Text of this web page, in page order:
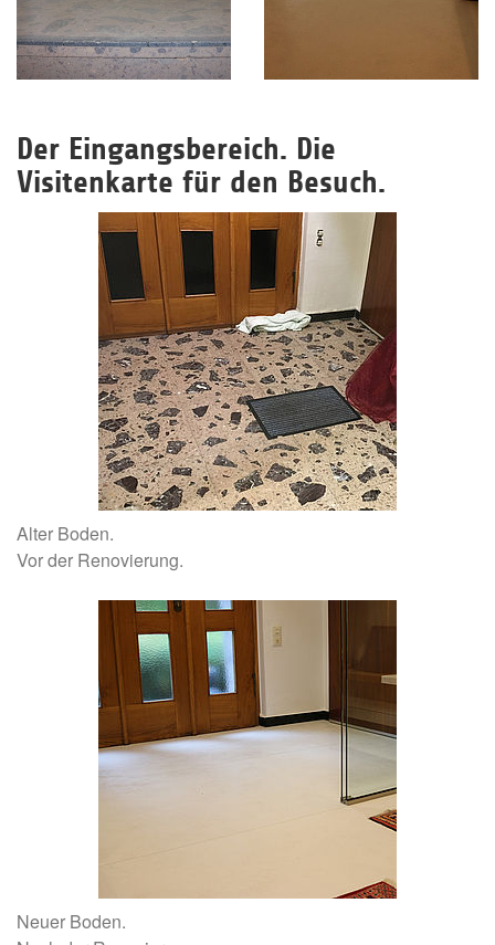
Der Eingangsbereich. Die
Visitenkarte für den Besuch.
Alter Boden.
Vor der Renovierung.
Neuer Boden.